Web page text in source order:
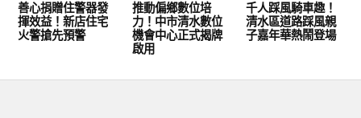
善心捐贈住警器發
揮效益！新店住宅
火警搶先預警
推動偏鄉數位培
力！中市清水數位
機會中心正式揭牌
啟用
千人踩風騎車趣！
清水區道路踩風親
子嘉年華熱鬧登場